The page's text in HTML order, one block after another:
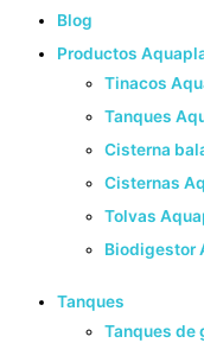
Blog
Productos
Tinacos
Tanques
Cisterna
Cisternas
Tolvas
Biodigestor
Tanques
Tanques de